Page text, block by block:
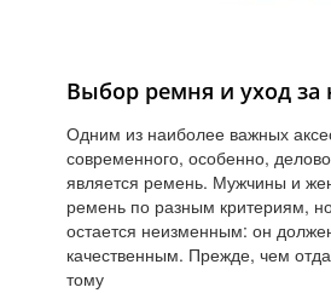
Выбор ремня и уход за
Одним из наиболее важных
современного, особенно,
является ремень. Мужчины и
ремень по разным критериям,
остается неизменным: он
качественным. Прежде, чем
тому